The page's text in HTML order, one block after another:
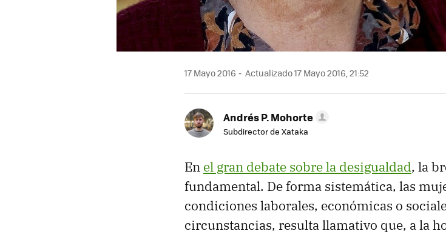
17 Mayo 2016 Actualizado 17 Mayo 2016, 21:52
Andrés P. Mohorte
Subdirector de Xataka
En el gran debate sobre la desigualdad, la
fundamental. De forma sistemática, las
condiciones laborales, económicas o
circunstancias, resulta llamativo que, a la